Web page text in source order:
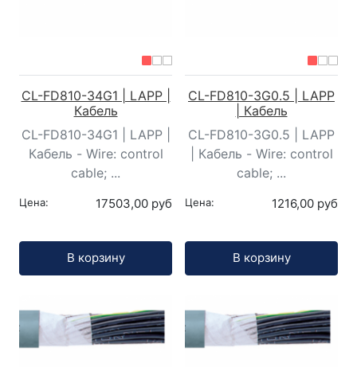
CL-FD810-34G1 | LAPP |
Кабель
CL-FD810-34G1 | LAPP |
Кабель - Wire: control
cable; ...
Цена: 17503,00 руб
В корзину
CL-FD810-3G0.5 | LAPP
| Кабель
CL-FD810-3G0.5 | LAPP
| Кабель - Wire: control
cable; ...
Цена: 1216,00 руб
В корзину